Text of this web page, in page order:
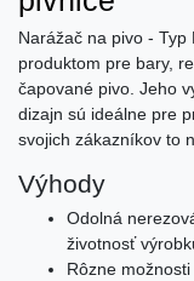
Narážač na pivo -
produktom pre bary,
čapované pivo. Jeho
dizajn sú ideálne pre
svojich zákazníkov to
Výhody
Odolná
životnosť
Rôzne